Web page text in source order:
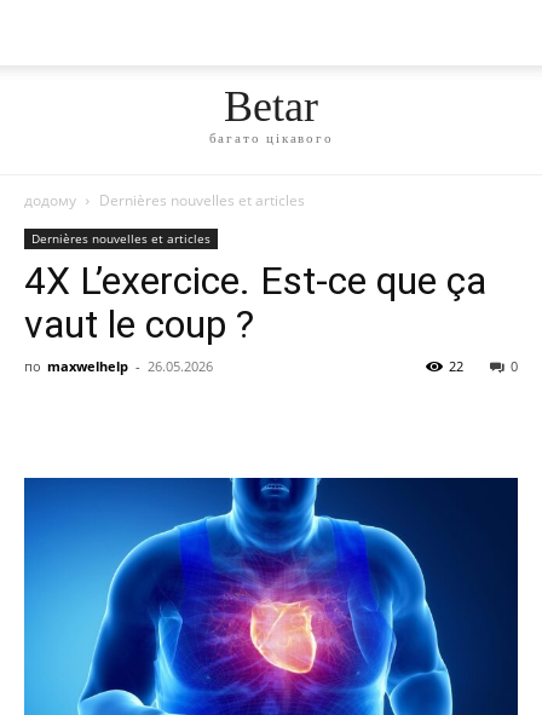
Betar
багато цікавого
додому Dernières nouvelles et articles
Dernières nouvelles et articles
4X L’exercice. Est-ce que ça
vaut le coup ?
по maxwelhelp - 26.05.2026 0
22